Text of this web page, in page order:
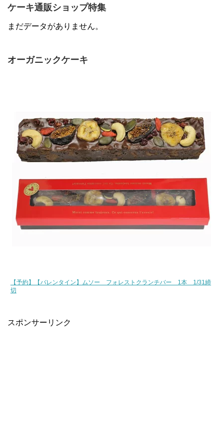
ケーキ通販ショップ特集
まだデータがありません。
オーガニックケーキ
【予約】【バレンタイン】ムソー フォレストクランチバー 1本 1/31締
切
スポンサーリンク